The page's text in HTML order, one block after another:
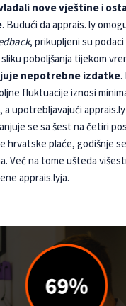
nove vje­štinei
. Budući da apprais. ly
, prikupljeni su
poboljšanja tijekom
ne­potrebne izdatke.
fluktuacije iznosi
a upotrebljavajući
se sa šest na četiri
hrvatske plaće, godišnje
Već na tome ušteda
apprais.lyja.